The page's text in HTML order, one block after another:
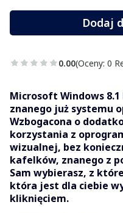
Dodaj
0.00(Oceny: 0
Microsoft Windows
znanego już systemu
Wzbogacona o
korzystania z
wizualnej, bez
kafelków, znanego z
Sam wybierasz, z
która jest dla ciebie
kliknięciem.